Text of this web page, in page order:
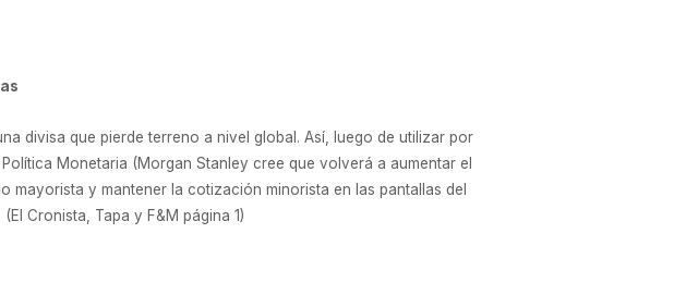
divisa que pierde terreno a nivel global. Así, luego de utilizar por
Monetaria (Morgan Stanley cree que volverá a aumentar el
mayorista y mantener la cotización minorista en las pantallas del
Cronista, Tapa y F&M página 1)